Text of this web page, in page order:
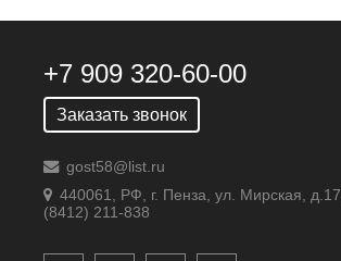
+7 909 320-60-00
Заказать звонок
gost58@list.ru
440061, РФ, г. Пенза, ул. Мирская, д.17,
(8412) 211-838